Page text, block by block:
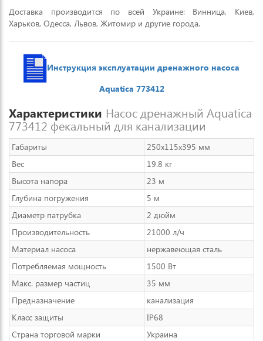
Доставка производится по всей Украине: Винница, Киев,
Харьков, Одесса, Львов, Житомир и другие города.
Инструкция эксплуатации дренажного насоса
Aquatica 773412
Характеристики Насос дренажный Aquatica
773412 фекальный для канализации
Габариты
250x115x395 мм
Вес
19.8 кг
Высота напора
23 м
Глубина погружения
5 м
Диаметр патрубка
2 дюйм
Производительность
21000 л/ч
Материал насоса
нержавеющая сталь
Потребляемая мощность
1500 Вт
Макс. размер частиц
35 мм
Предназначение
канализация
Класс защиты
IP68
Страна торговой марки
Украина